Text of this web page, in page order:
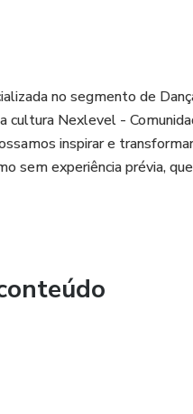
no segmento de
cultura Nexlevel -
inspirar e
sem experiência prévia,